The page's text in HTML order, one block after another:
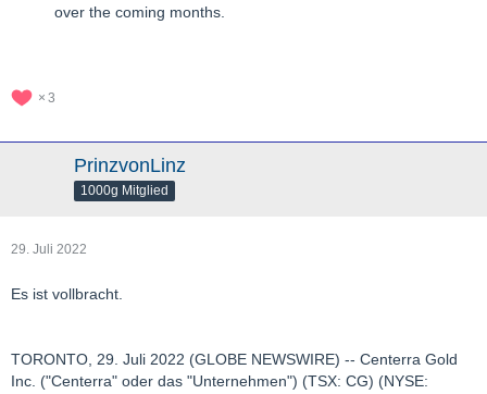
over the coming months.
3
PrinzvonLinz
1000g Mitglied
29. Juli 2022
Es ist vollbracht.
TORONTO, 29. Juli 2022 (GLOBE NEWSWIRE) -- Centerra Gold
Inc. ("Centerra" oder das "Unternehmen") (TSX: CG) (NYSE: